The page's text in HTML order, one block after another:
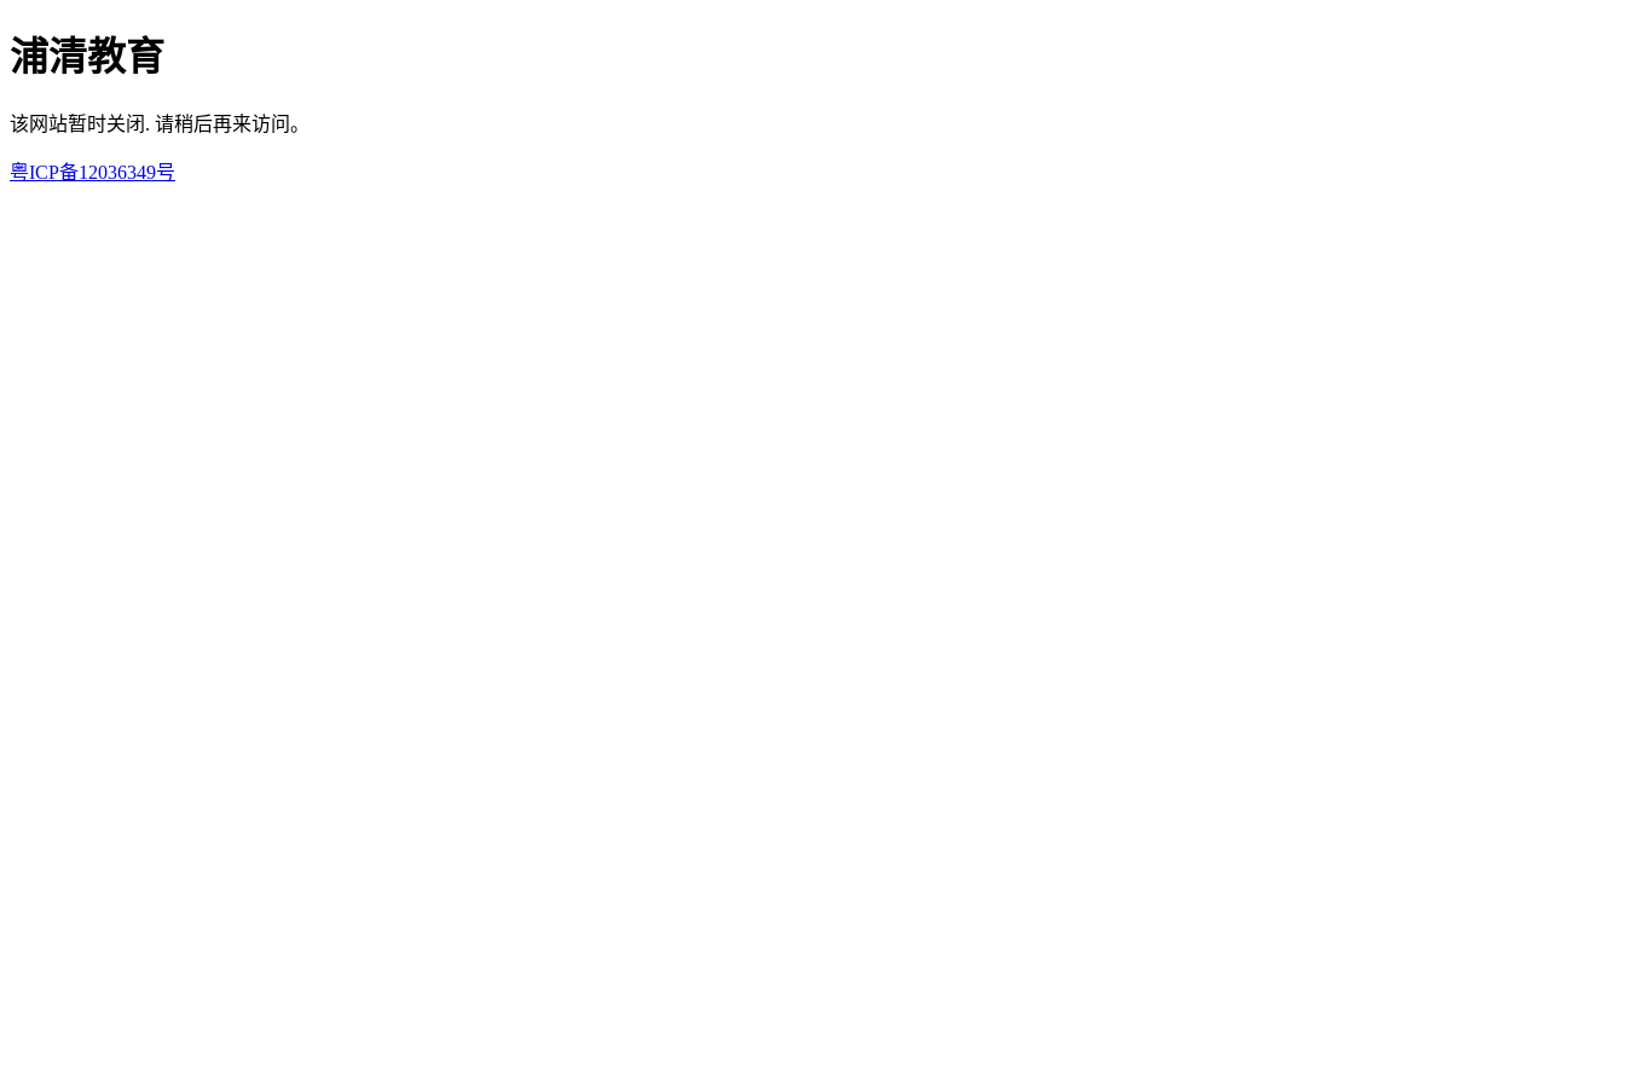
浦清教育
该网站暂时关闭. 请稍后再来访问。
粤ICP备12036349号